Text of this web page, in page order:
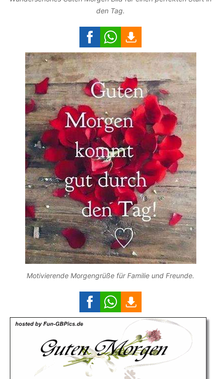
den Tag.
Motivierende Morgengrüße für Familie und Freunde.